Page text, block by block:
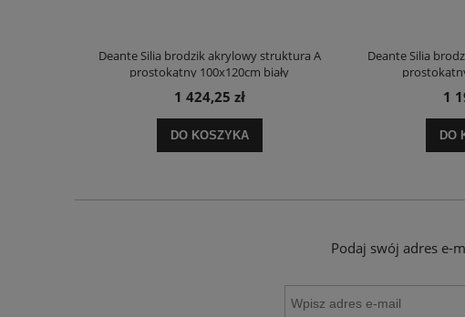
Deante Silia brodzik akrylowy struktura A
prostokątny 100x120cm biały
1 424,25 zł
DO KOSZYKA
Deante Silia
1
DO
Podaj swój adres e-